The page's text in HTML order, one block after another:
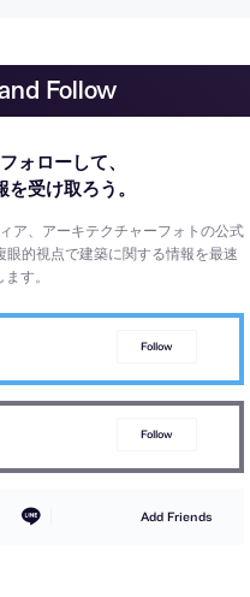
Follow
ォローして、
受け取ろう。
ア、アーキテクチャーフォトの公式
眼的視点で建築に関する情報を最速
す。
Follow
Follow
Add Friends